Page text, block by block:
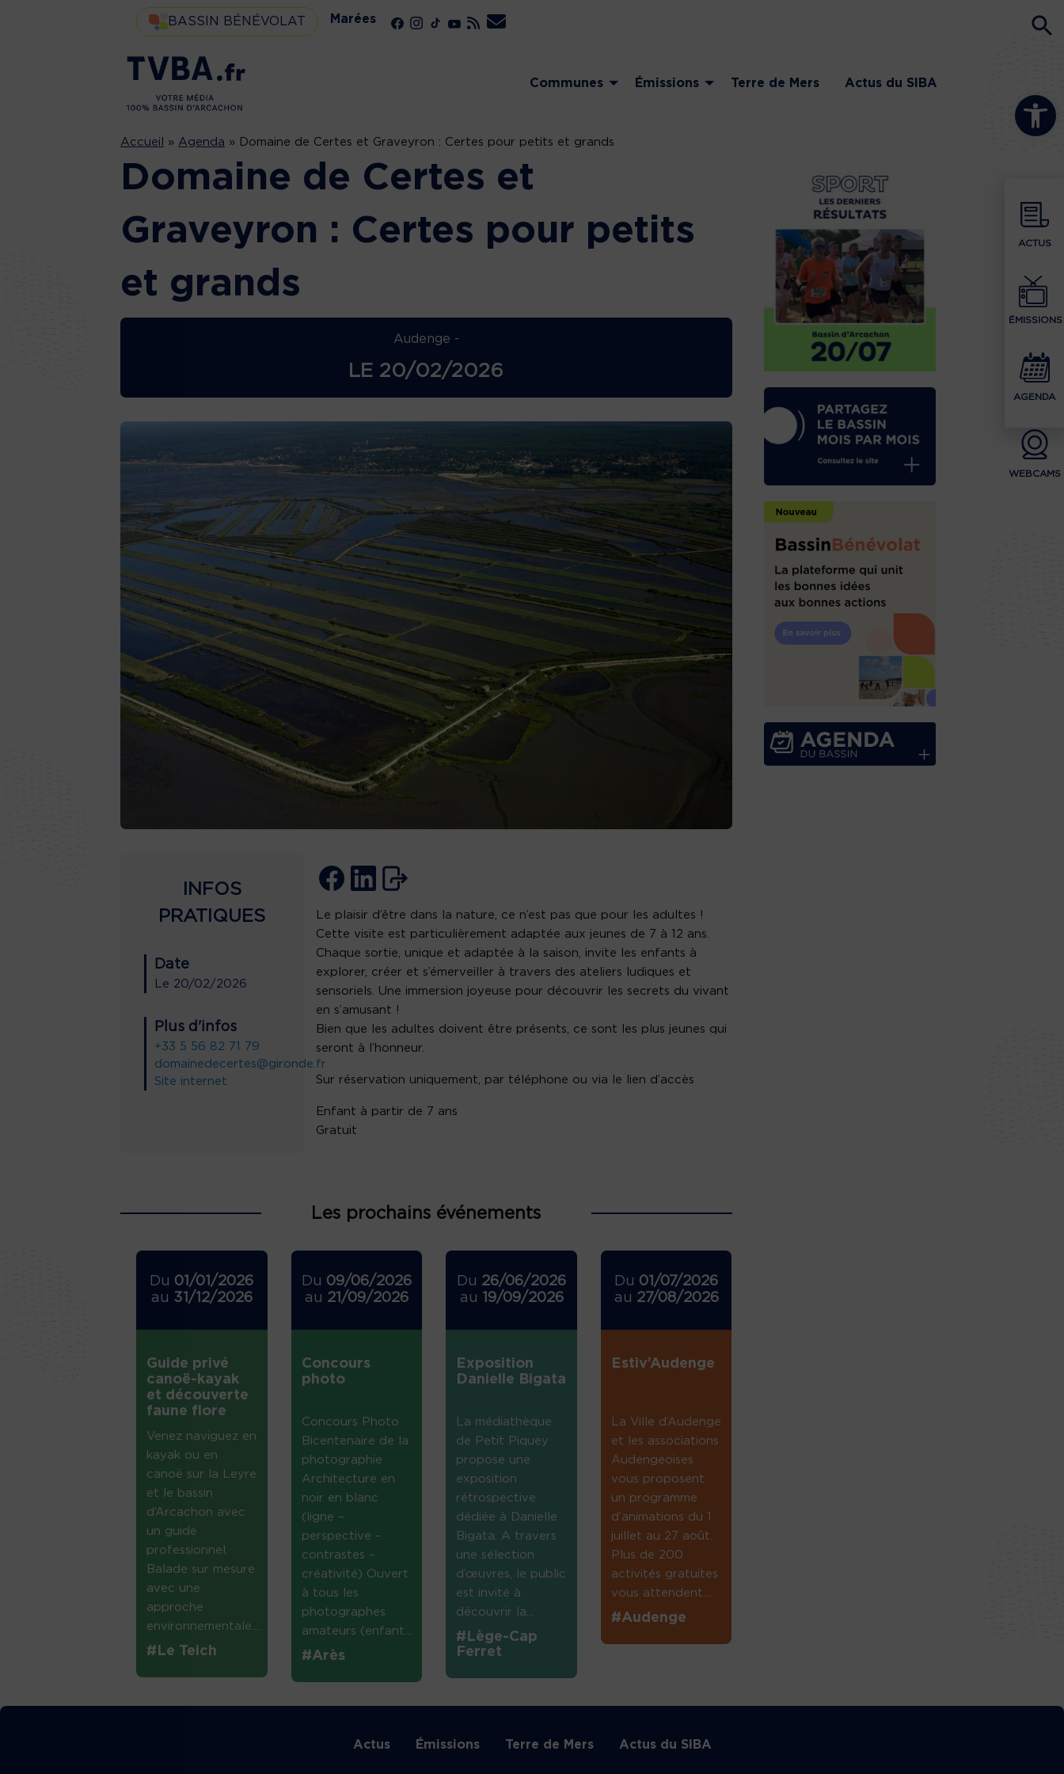
Ouvrir la
ACTUS
ÉMISSIONS
AGENDA
WEBCAMS
BASSIN BÉNÉVOLAT Marées
Communes Émissions Terre de Mers Actus du SIBA
Accueil » Agenda » Domaine de Certes et Graveyron : Certes pour petits et grands
Domaine de Certes et
Graveyron : Certes pour petits
et grands
Audenge -
LE 20/02/2026
INFOS
PRATIQUES
Date
Le 20/02/2026
Plus d'infos
+33 5 56 82 71 79
domainedecertes@gironde.fr
Site internet
Le plaisir d’être dans la nature, ce n’est pas que pour les adultes !
Cette visite est particulièrement adaptée aux jeunes de 7 à 12 ans.
Chaque sortie, unique et adaptée à la saison, invite les enfants à
explorer, créer et s’émerveiller à travers des ateliers ludiques et
sensoriels. Une immersion joyeuse pour découvrir les secrets du vivant
en s’amusant !
Bien que les adultes doivent être présents, ce sont les plus jeunes qui
seront à l’honneur.
Sur réservation uniquement, par téléphone ou via le lien d’accès
Enfant à partir de 7 ans
Gratuit
Les prochains événements
Du 01/01/2026
au 31/12/2026
Guide privé
canoë-kayak
et découverte
faune flore
Venez naviguez en
kayak ou en
canoë sur la Leyre
et le bassin
d’Arcachon avec
un guide
professionnel.
Balade sur mesure
avec une
approche
environnementale....
#Le Teich
Du 09/06/2026
au 21/09/2026
Concours
photo
Concours Photo
Bicentenaire de la
photographie
Architecture en
noir en blanc
(ligne –
perspective –
contrastes –
créativité) Ouvert
à tous les
photographes
amateurs (enfant...
#Arès
Du 26/06/2026
au 19/09/2026
Exposition
Danielle Bigata
La médiathèque
de Petit Piquey
propose une
exposition
rétrospective
dédiée à Danielle
Bigata. A travers
une sélection
d’œuvres, le public
est invité à
découvrir la...
#Lège-Cap
Ferret
Du 01/07/2026
au 27/08/2026
Estiv’Audenge
La Ville d’Audenge
et les associations
Audengeoises
vous proposent
un programme
d’animations du 1
juillet au 27 août.
Plus de 200
activités gratuites
vous attendent....
#Audenge
Actus Émissions Terre de Mers Actus du SIBA